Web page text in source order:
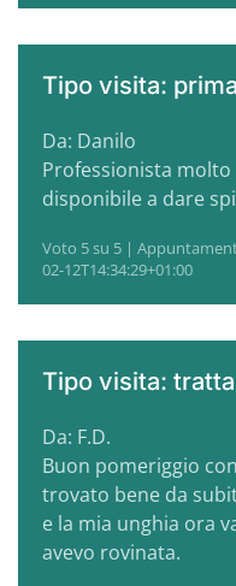
Tipo visita:
Da: Danilo
Professionista
disponibile a dare
Voto 5 su 5 |
02-12T14:34:29+01:00
Tipo visita:
Da: F.D.
Buon pomeriggio
trovato bene da
e la mia unghia ora
avevo rovinata.